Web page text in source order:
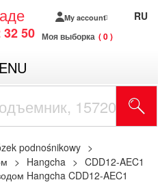
32 50
My account
Моя выборка 0
RU
podnośnikowy
Hangcha
CDD12-AEC1
Hangcha CDD12-AEC1